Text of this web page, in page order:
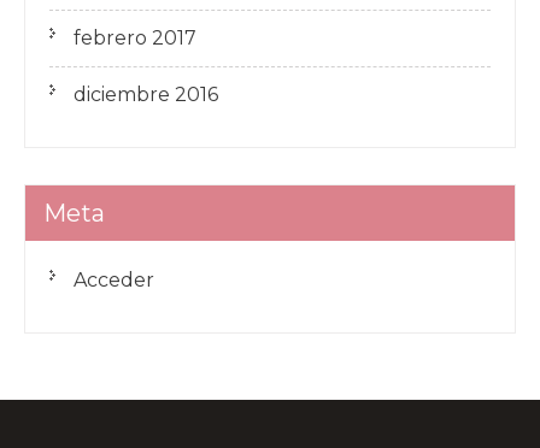
febrero 2017
diciembre 2016
Meta
Acceder